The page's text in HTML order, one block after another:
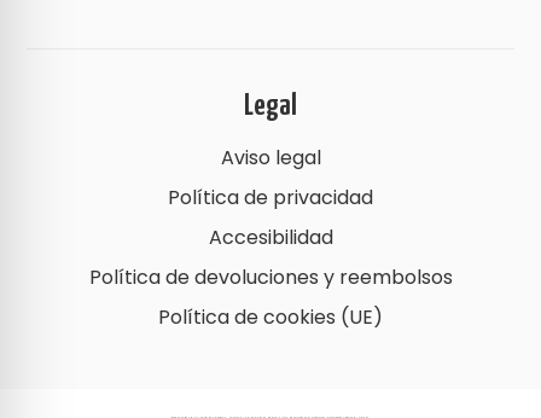
Legal
Aviso legal
Política de privacidad
Accesibilidad
Política de devoluciones y reembolsos
Política de cookies (UE)